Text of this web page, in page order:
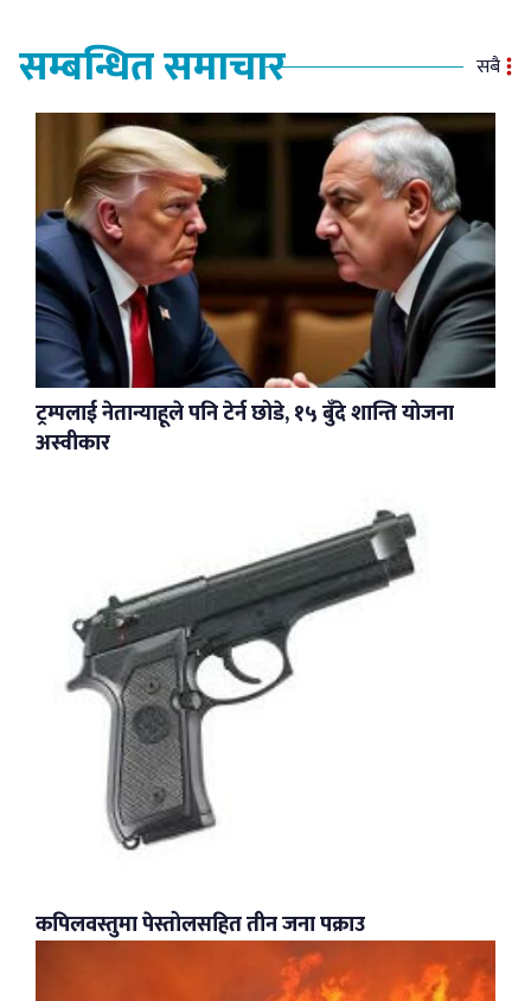
सम्बन्धित समाचार सबै
ट्रम्पलाई नेतान्याहूले पनि टेर्न छोडे, १५ बुँदे शान्ति योजना
अस्वीकार
कपिलवस्तुमा पेस्तोलसहित तीन जना पक्राउ